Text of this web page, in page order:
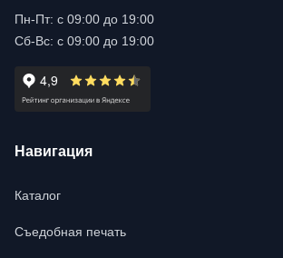
Пн-Пт: с 09:00 до 19:00
Сб-Вс: с 09:00 до 19:00
Навигация
Каталог
Съедобная печать